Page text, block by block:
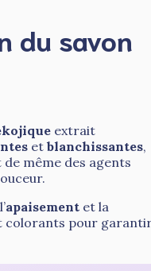
du savon
extrait
et blanchissantes,
même des agents
apaisement et la
colorants pour